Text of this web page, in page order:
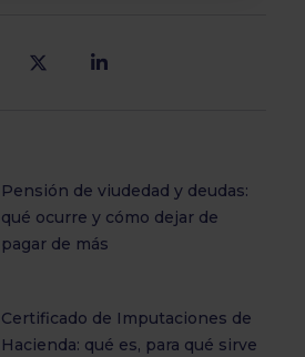
Pensión de viudedad y deudas:
qué ocurre y cómo dejar de
pagar de más
Certificado de Imputaciones de
Hacienda: qué es, para qué sirve